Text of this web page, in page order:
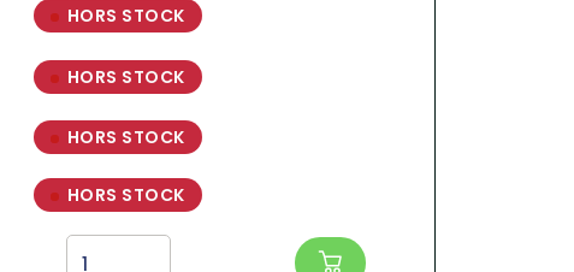
HORS STOCK
HORS STOCK
HORS STOCK
HORS STOCK